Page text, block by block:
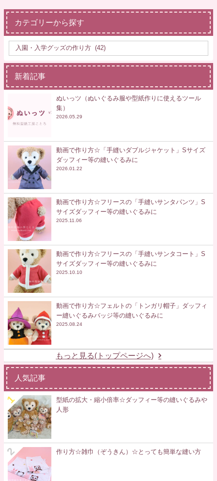
カテゴリーから探す
新着記事
ぬいっツ（ぬいぐるみ服や型紙作りに使えるツール
集）
2026.05.29
動画で作り方☆「手縫いダブルジャケット」Sサイズ
ダッフィー等の縫いぐるみに
2026.01.22
動画で作り方☆フリースの「手縫いサンタパンツ」S
サイズダッフィー等の縫いぐるみに
2025.11.06
動画で作り方☆フリースの「手縫いサンタコート」S
サイズダッフィー等の縫いぐるみに
2025.10.10
動画で作り方☆フェルトの「トンガリ帽子」ダッフィ
ー縫いぐるみバッジ等の縫いぐるみに
2025.08.24
もっと見る(トップページへ)
人気記事
型紙の拡大・縮小倍率☆ダッフィー等の縫いぐるみや
人形
作り方☆雑巾（ぞうきん）☆とっても簡単な縫い方